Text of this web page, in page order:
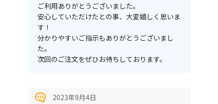
ご利用ありがとうございました。
安心していただけたとの事、大変嬉しく思いま
す！
分かりやすいご指示もありがとうございまし
た。
次回のご注文をぜひお待ちしております。
2023年9月4日